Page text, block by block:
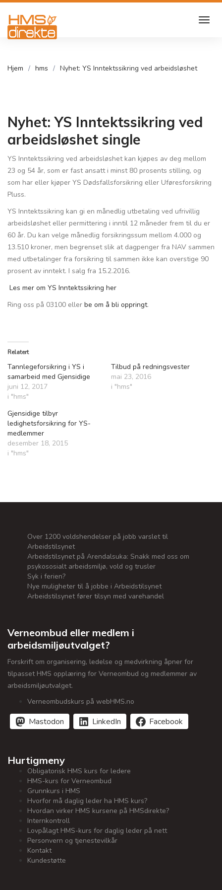
Hjem hms Nyhet: YS Inntektssikring ved arbeidsløshet
Nyhet: YS Inntektssikring ved
arbeidsløshet single
YS Inntektssikring ved arbeidsløshet kan kjøpes av deg mellom
23 og 54 år, som er fast ansatt i minst 80 prosents stilling, og
som har eller kjøper YS Dødsfallsforsikring eller Uføresforsikring
Pluss.
YS Inntektssikring kan gi en månedlig utbetaling ved ufrivillig
arbeidsløshet eller permittering i inntil 12 måneder frem til du er
60 år. Du kan velge månedlig forsikringssum mellom 4.000 og
13.510 kroner, men begrenset slik at dagpenger fra NAV sammen
med utbetalinger fra forsikring til sammen ikke kan overstige 90
prosent av inntekt. I salg fra 15.2.2016.
Les mer om YS Inntektssikring her
Ring oss på 03100 eller be om å bli oppringt.
Relatert
Tannlegeforsikring i YS i
samarbeid med Gjensidige
juni 12, 2017
i "hms"
Tilbud på redningsvester
mai 23, 2016
i "hms"
Gjensidige tilbyr
ledighetsforsikring for YS-
medlemmer
desember 18, 2015
i "hms"
Over 1200 voldshendelser på jobb varslet til
Arbeidstilsynet
Arbeidstilsynet på Arendalsuka: Snakk med oss om
psykososialt arbeidsmiljø, vold og trusler
Syk i ferien?
Nye muligheter til å jobbe i Arbeidstilsynet
Arbeidstilsynet fører tilsyn med varehandel
Verneombud eller medlem i
arbeidsmiljøutvalget?
Forskrift om organisering, ledelse og medvirkning åpner for
tilpasset HMS opplæring for Verneombud og medlemmer av
arbeidsmiljøutvalget.
Verneombudskurs på webHMS.no
Mastodon LinkedIn Facebook
Hurtigmeny
Obligatorisk HMS kurs for ledere
HMS-kurs for Verneombud
Grunnkurs i HMS
Hvorfor må daglig leder ha HMS kurs?
Hvordan virker HMS kursene på HMSdirekte?
Internkontroll
Lovpålagt HMS-kurs for daglig leder på nett
Personvern og tjenestevilkår
Kontakt
Kundestøtte